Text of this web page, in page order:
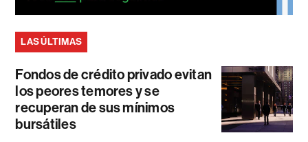
LAS ÚLTIMAS
Fondos de crédito privado evitan
los peores temores y se
recuperan de sus mínimos
bursátiles